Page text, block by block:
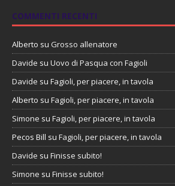
COMMENTI RECENTI
Alberto su Grosso allenatore
Davide su Uovo di Pasqua con Fagioli
Davide su Fagioli, per piacere, in tavola
Alberto su Fagioli, per piacere, in tavola
Simone su Fagioli, per piacere, in tavola
Pecos Bill su Fagioli, per piacere, in tavola
Davide su Finisse subito!
Simone su Finisse subito!